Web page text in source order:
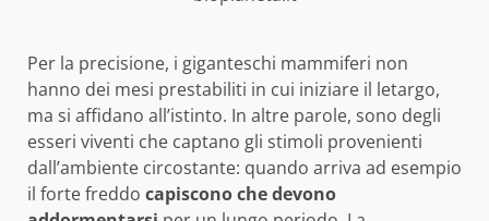
Per la precisione, i giganteschi mammiferi non
hanno dei mesi prestabiliti in cui iniziare il letargo,
ma si affidano all’istinto. In altre parole, sono degli
esseri viventi che captano gli stimoli provenienti
dall’ambiente circostante: quando arriva ad esempio
il forte freddo capiscono che devono